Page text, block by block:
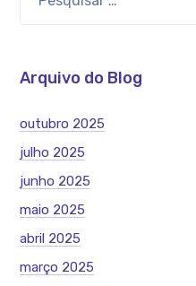
Arquivo do Blog
outubro 2025
julho 2025
junho 2025
maio 2025
abril 2025
março 2025